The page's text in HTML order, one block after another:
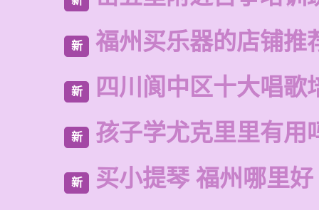
新 福州买乐器的店铺推
新 四川阆中区十大唱歌
新 孩子学尤克里里有用
新 买小提琴 福州哪里好